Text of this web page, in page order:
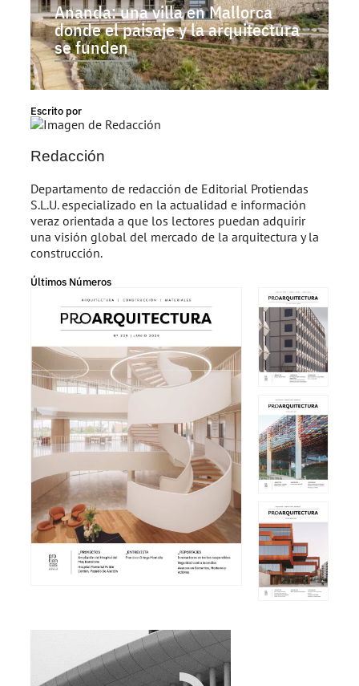
Ananda: una villa en Mallorca
donde el paisaje y la arquitectura
se funden
Escrito por
Redacción
Departamento de redacción de Editorial Protiendas
S.L.U. especializado en la actualidad e información
veraz orientada a que los lectores puedan adquirir
una visión global del mercado de la arquitectura y la
construcción.
Últimos Números